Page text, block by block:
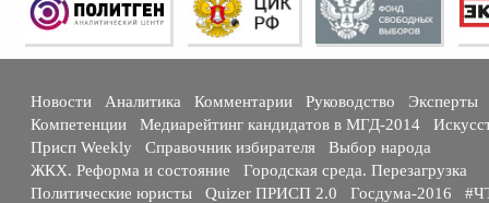
Новости Аналитика Комментарии Руководство
Эксперты
Компетенции
Медиарейтинг кандидатов в МГД-2014
Присп Weekly
Справочник избирателя
Выбор народа
ЖКХ. Реформа и состояние
Городская среда. Перезагрузка
Политические юристы
Quizer ПРИСП 2.0 Госдума-2016